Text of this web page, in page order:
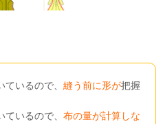
ているので、縫う前に形が把握
ているので、布の量が計算しな